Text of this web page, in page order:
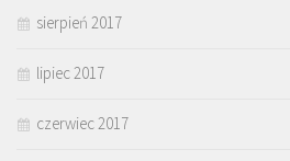
sierpień 2017
lipiec 2017
czerwiec 2017